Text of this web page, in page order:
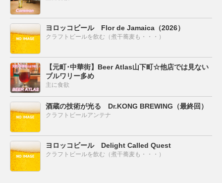
ヨロッコビール Flor de Jamaica（2026）
クラフトビールを飲む（煮干蕎麦も・・・）
【元町･中華街】Beer Atlas山下町☆他店では見ない
ブルワリー多め
主に食欲
酒蔵の技術が光る Dr.KONG BREWING（最終回）
クラフトビールアンテナ
ヨロッコビール Delight Called Quest
クラフトビールを飲む（煮干蕎麦も・・・）